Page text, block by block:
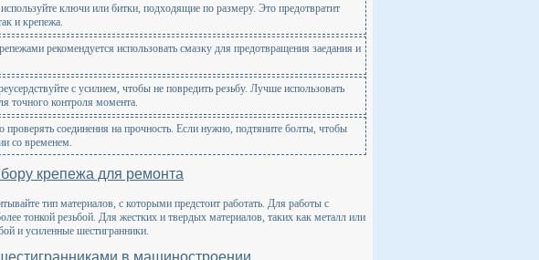
ключи или битки, подходящие по размеру. Это предотвратит
и крепежа.
рекомендуется использовать смазку для предотвращения заедания и
с усилием, чтобы не повредить резьбу. Лучше использовать
точного контроля момента.
соединения на прочность. Если нужно, подтяните болты, чтобы
со временем.
крепежа для ремонта
тип материалов, с которыми предстоит работать. Для работы с
тонкой резьбой. Для жестких и твердых материалов, таких как металл или
и усиленные шестигранники.
в машиностроении